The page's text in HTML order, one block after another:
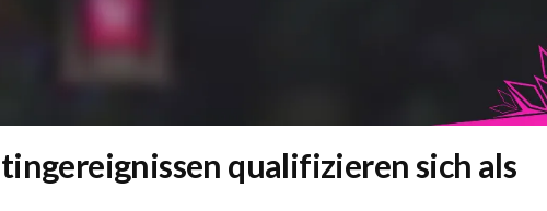
qualifizieren sich als